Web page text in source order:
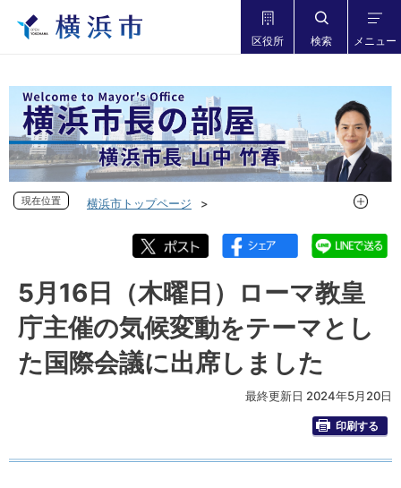
区役所 検索 メニュー
現在位置
横浜市トップページ
フォトダイアリー 2024年度
フォトダイアリー 2024年5月
5月16日（木曜日）ローマ教皇庁主催の気候変動をテーマとし
た国際会議に出席しました
現在位
5月16日（木曜日）ローマ教皇
庁主催の気候変動をテーマとし
た国際会議に出席しました
最終更新日 2024年5月20日
印刷する